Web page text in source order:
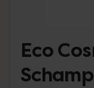
Eco